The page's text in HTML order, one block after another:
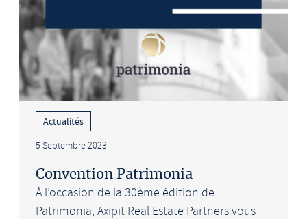
Actualités
5 Septembre 2023
Convention Patrimonia
À l’occasion de la 30ème édition de
Patrimonia, Axipit Real Estate Partners vous